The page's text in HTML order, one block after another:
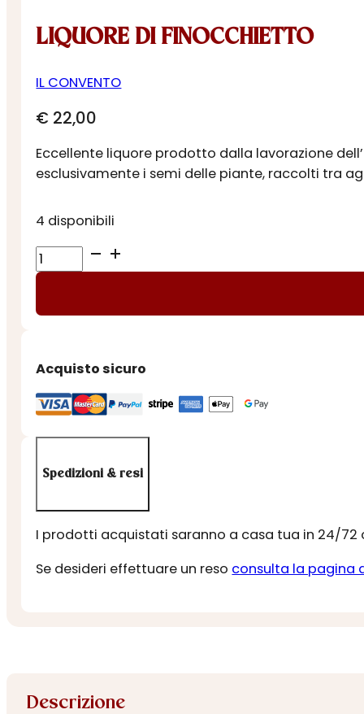
LIQUORE DI FINOCCHIETTO
IL CONVENTO
€ 22,00
Eccellente liquore prodotto dalla lavorazione
esclusivamente i semi delle piante, raccolti tra
4 disponibili
LIQUORE
DI
quantità
Acquisto sicuro
Spedizioni & resi
I prodotti acquistati saranno a casa tua in 24/72
Se desideri effettuare un reso consulta la pagina
Descrizione